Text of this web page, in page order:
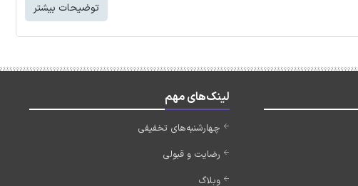
توضیحات بیشتر
لینک‌های مهم
چهارشنبه‌های تخفیفی
رضایت و قبولی
وبلاگ